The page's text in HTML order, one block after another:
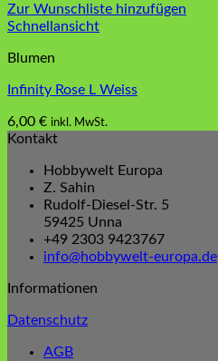
Zur Wunschliste hinzufügen
Schnellansicht
Blumen
Infinity Rose L Weiss
6,00 € inkl. MwSt.
Kontakt
Hobbywelt Europa
Z. Sahin
Rudolf-Diesel-Str. 5
59425 Unna
+49 2303 9423767
info@hobbywelt-europa.de
Informationen
Datenschutz
AGB